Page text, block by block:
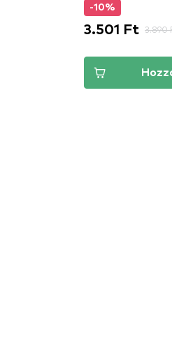
-10%
3.501 Ft 3.890